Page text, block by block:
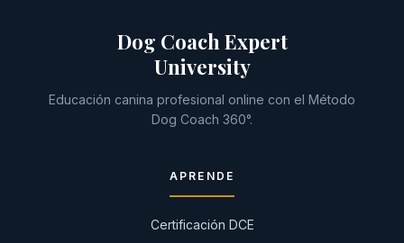
Dog Coach Expert
University
Educación canina profesional online con el Método
Dog Coach 360°.
APRENDE
Certificación DCE